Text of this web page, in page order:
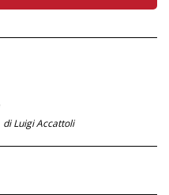
di Luigi Accattoli